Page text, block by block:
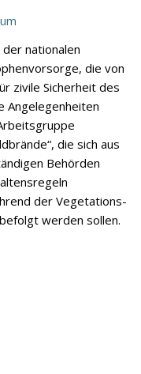
nationalen
die von
zivile Sicherheit des
Angelegenheiten
die sich aus
Behörden
der Vegetations-
werden sollen.